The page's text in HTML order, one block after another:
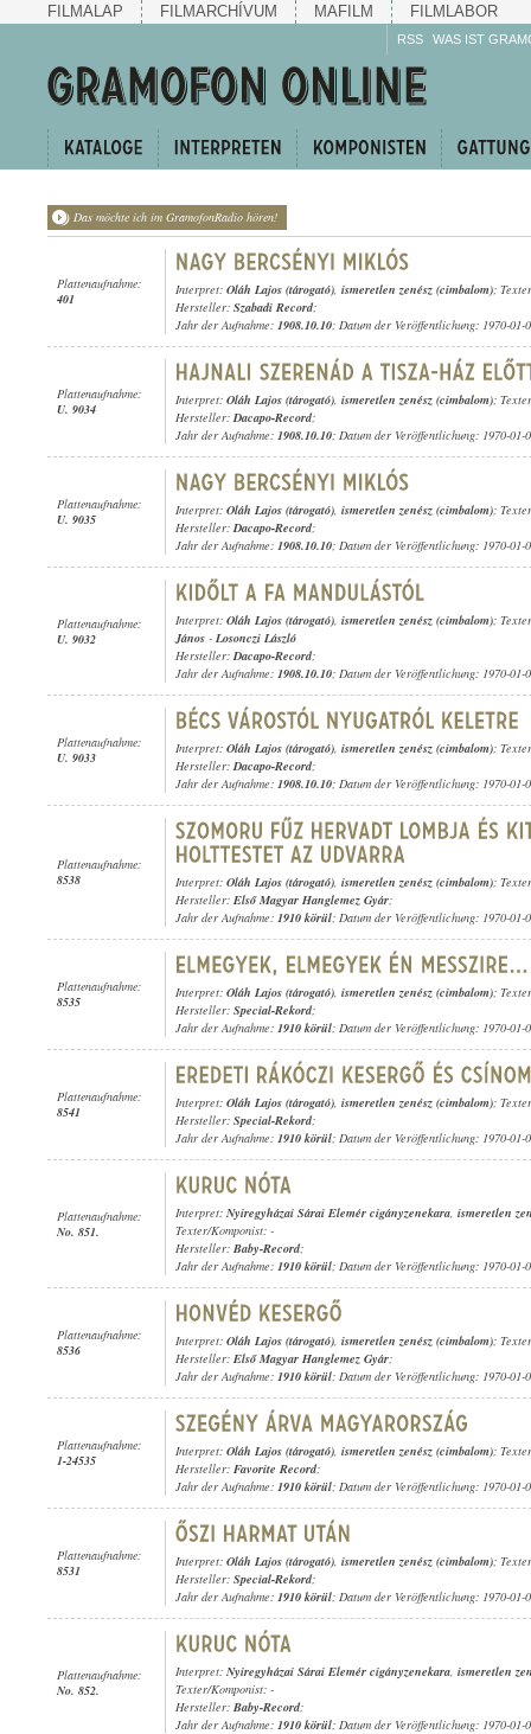
FILMALAP FILMARCHÍVUM MAFILM FILMLABOR
RSS WAS IST
Das möchte ich im GramofonRadio hören!
Plattenaufnahme:
401
Interpret: Oláh Lajos (tárogató), ismeretlen zenész (cimbalom);
Hersteller: Szabadi Record;
Jahr der Aufnahme: 1908.10.10; Datum der Veröffentlichung: 1970-01-
Plattenaufnahme:
U. 9034
Interpret: Oláh Lajos (tárogató), ismeretlen zenész (cimbalom);
Hersteller:Dacapo-Record;
Jahr der Aufnahme: 1908.10.10; Datum der Veröffentlichung: 1970-01-
Plattenaufnahme:
U. 9035
Interpret: Oláh Lajos (tárogató), ismeretlen zenész (cimbalom);
Hersteller:Dacapo-Record;
Jahr der Aufnahme: 1908.10.10; Datum der Veröffentlichung: 1970-01-
Plattenaufnahme:
U. 9032
Interpret: Oláh Lajos (tárogató), ismeretlen zenész (cimbalom);
János - Losonczi László
Hersteller:Dacapo-Record;
Jahr der Aufnahme: 1908.10.10; Datum der Veröffentlichung: 1970-01-
Plattenaufnahme:
U. 9033
Interpret: Oláh Lajos (tárogató), ismeretlen zenész (cimbalom);
Hersteller:Dacapo-Record;
Jahr der Aufnahme: 1908.10.10; Datum der Veröffentlichung: 1970-01-
Plattenaufnahme:
8538
Interpret: Oláh Lajos (tárogató), ismeretlen zenész (cimbalom);
Hersteller: Első Magyar Hanglemez Gyár;
Jahr der Aufnahme: 1910 körül; Datum der Veröffentlichung: 1970-01-
Plattenaufnahme:
8535
Interpret: Oláh Lajos (tárogató), ismeretlen zenész (cimbalom);
Hersteller: Special-Rekord;
Jahr der Aufnahme: 1910 körül; Datum der Veröffentlichung: 1970-01-
Plattenaufnahme:
8541
Interpret: Oláh Lajos (tárogató), ismeretlen zenész (cimbalom);
Hersteller: Special-Rekord;
Jahr der Aufnahme: 1910 körül; Datum der Veröffentlichung: 1970-01-
Plattenaufnahme:
No. 851.
Interpret: Nyiregyházai Sárai Elemér cigányzenekara, ismeretlen
Texter/Komponist: -
Hersteller: Baby-Record;
Jahr der Aufnahme: 1910 körül; Datum der Veröffentlichung: 1970-01-
Plattenaufnahme:
8536
Interpret: Oláh Lajos (tárogató), ismeretlen zenész (cimbalom);
Hersteller: Első Magyar Hanglemez Gyár;
Jahr der Aufnahme: 1910 körül; Datum der Veröffentlichung: 1970-01-
Plattenaufnahme:
1-24535
Interpret: Oláh Lajos (tárogató), ismeretlen zenész (cimbalom);
Hersteller: Favorite Record;
Jahr der Aufnahme: 1910 körül; Datum der Veröffentlichung: 1970-01-
Plattenaufnahme:
8531
Interpret: Oláh Lajos (tárogató), ismeretlen zenész (cimbalom);
Hersteller: Special-Rekord;
Jahr der Aufnahme: 1910 körül; Datum der Veröffentlichung: 1970-01-
Plattenaufnahme:
No. 852.
Interpret: Nyiregyházai Sárai Elemér cigányzenekara, ismeretlen
Texter/Komponist: -
Hersteller: Baby-Record;
Jahr der Aufnahme: 1910 körül; Datum der Veröffentlichung: 1970-01-